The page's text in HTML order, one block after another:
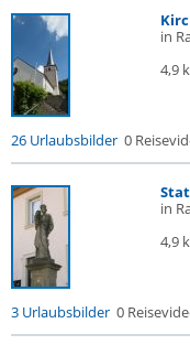
in
4,9
26 Urlaubsbilder 0
in
4,9
3 Urlaubsbilder 0